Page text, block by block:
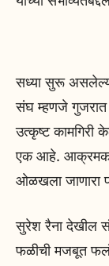
सध्या सुरू
संघ म्हणजे गुजरात
उत्कृष्ट
एक आहे. आक्रमक
ओळखला जाणारा
सुरेश रैना देखील
फळीची मजबूत